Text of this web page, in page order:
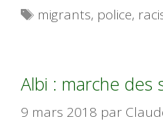
Étiquettes
migrants, police,
Albi : marche des
9 mars 2018 par